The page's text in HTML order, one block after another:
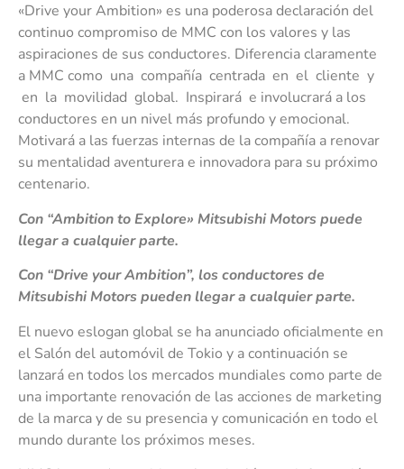
«Drive your Ambition» es una poderosa declaración del
continuo compromiso de MMC con los valores y las
aspiraciones de sus conductores. Diferencia claramente
a MMC como una compañía centrada en el cliente y
en la movilidad global. Inspirará e involucrará a los
conductores en un nivel más profundo y emocional.
Motivará a las fuerzas internas de la compañía a renovar
su mentalidad aventurera e innovadora para su próximo
centenario.
Con “Ambition to Explore» Mitsubishi Motors puede
llegar a cualquier parte.
Con “Drive your Ambition”, los conductores de
Mitsubishi Motors pueden llegar a cualquier parte.
El nuevo eslogan global se ha anunciado oficialmente en
el Salón del automóvil de Tokio y a continuación se
lanzará en todos los mercados mundiales como parte de
una importante renovación de las acciones de marketing
de la marca y de su presencia y comunicación en todo el
mundo durante los próximos meses.